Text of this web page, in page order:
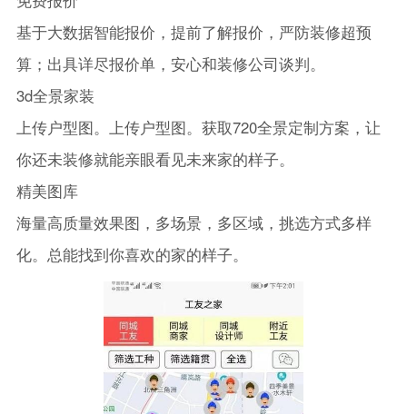
基于大数据智能报价，提前了解报价，严防装修超预
算；出具详尽报价单，安心和装修公司谈判。
3d全景家装
上传户型图。上传户型图。获取720全景定制方案，让
你还未装修就能亲眼看见未来家的样子。
精美图库
海量高质量效果图，多场景，多区域，挑选方式多样
化。总能找到你喜欢的家的样子。